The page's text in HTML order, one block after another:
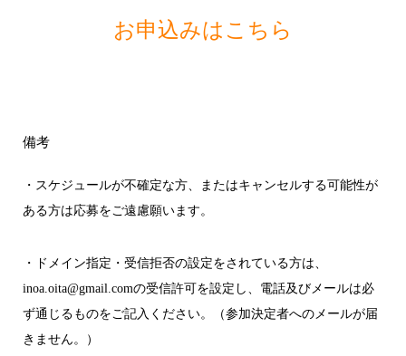
お申込みはこちら
備考
・スケジュールが不確定な方、またはキャンセルする可能性が
ある方は応募をご遠慮願います。
・ドメイン指定・受信拒否の設定をされている方は、
inoa.oita@gmail.comの受信許可を設定し、電話及びメールは必
ず通じるものをご記入ください。（参加決定者へのメールが届
きません。）